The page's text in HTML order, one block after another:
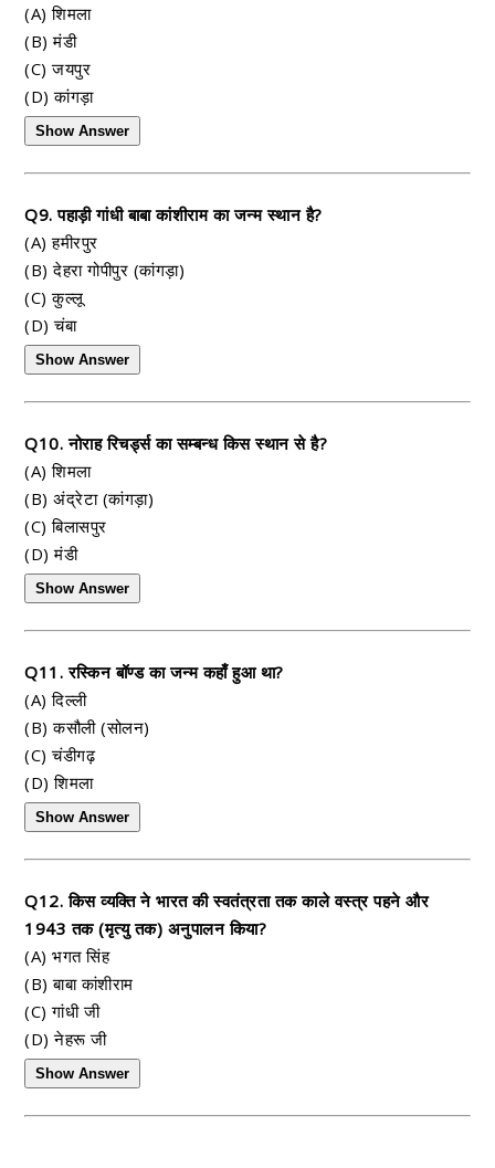
(A) शिमला
(B) मंडी
(C) जयपुर
(D) कांगड़ा
Show Answer
Q9. पहाड़ी गांधी बाबा कांशीराम का जन्म स्थान है?
(A) हमीरपुर
(B) देहरा गोपीपुर (कांगड़ा)
(C) कुल्लू
(D) चंबा
Show Answer
Q10. नोराह रिचर्ड्स का सम्बन्ध किस स्थान से है?
(A) शिमला
(B) अंद्रेटा (कांगड़ा)
(C) बिलासपुर
(D) मंडी
Show Answer
Q11. रस्किन बॉण्ड का जन्म कहाँ हुआ था?
(A) दिल्ली
(B) कसौली (सोलन)
(C) चंडीगढ़
(D) शिमला
Show Answer
Q12. किस व्यक्ति ने भारत की स्वतंत्रता तक काले वस्त्र पहने और
1943 तक (मृत्यु तक) अनुपालन किया?
(A) भगत सिंह
(B) बाबा कांशीराम
(C) गांधी जी
(D) नेहरू जी
Show Answer